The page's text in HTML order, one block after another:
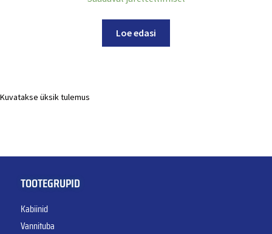
Loe edasi
Kuvatakse üksik tulemus
TOOTEGRUPID
Kabiinid
Vannituba